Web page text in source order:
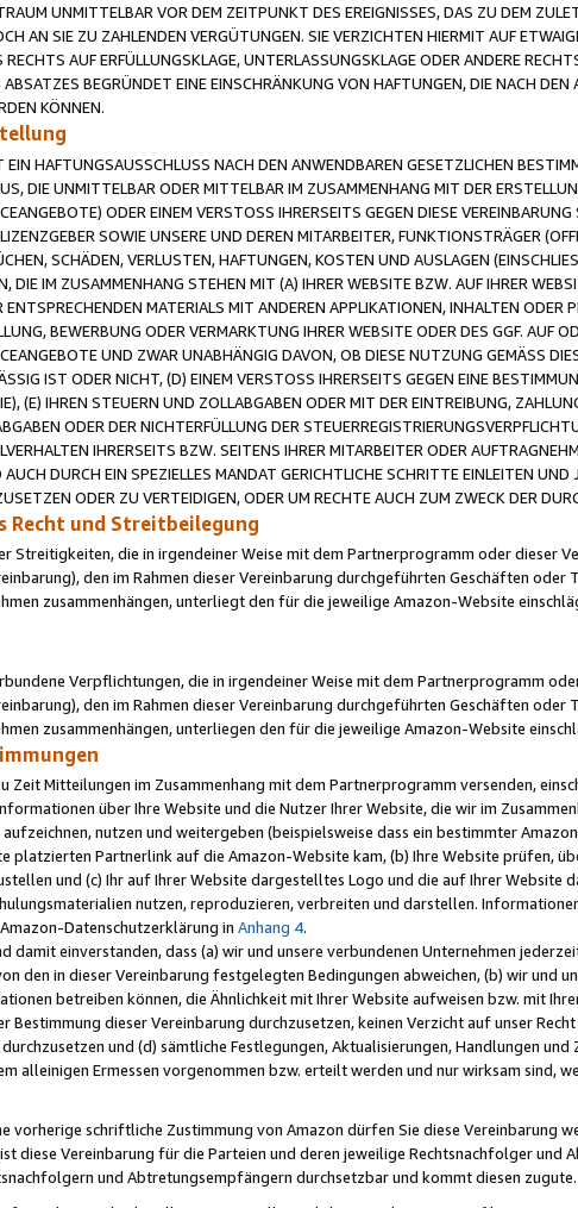
UNMITTELBAR VOR DEM ZEITPUNKT DES EREIGNISSES, DAS ZU DEM
AN SIE ZU ZAHLENDEN VERGÜTUNGEN. SIE VERZICHTEN HIERMIT AUF
RECHTS AUF ERFÜLLUNGSKLAGE, UNTERLASSUNGSKLAGE ODER ANDERE
BEGRÜNDET EINE EINSCHRÄNKUNG VON HAFTUNGEN, DIE NACH
KÖNNEN.
HAFTUNGSAUSSCHLUSS NACH DEN ANWENDBAREN GESETZLICHEN
DIE UNMITTELBAR ODER MITTELBAR IM ZUSAMMENHANG MIT DER
ODER EINEM VERSTOSS IHRERSEITS GEGEN DIESE
SOWIE UNSERE UND DEREN MITARBEITER, FUNKTIONSTRÄGER
SCHÄDEN, VERLUSTEN, HAFTUNGEN, KOSTEN UND AUSLAGEN
DIE IM ZUSAMMENHANG STEHEN MIT (A) IHRER WEBSITE BZW. AUF IHRER
ENTSPRECHENDEN MATERIALS MIT ANDEREN APPLIKATIONEN, INHALTEN
BEWERBUNG ODER VERMARKTUNG IHRER WEBSITE ODER DES GGF. AUF
UND ZWAR UNABHÄNGIG DAVON, OB DIESE NUTZUNG GEMÄSS
IST ODER NICHT, (D) EINEM VERSTOSS IHRERSEITS GEGEN EINE
(E) IHREN STEUERN UND ZOLLABGABEN ODER MIT DER EINTREIBUNG,
ODER DER NICHTERFÜLLUNG DER
IHRERSEITS BZW. SEITENS IHRER MITARBEITER ODER
DURCH EIN SPEZIELLES MANDAT GERICHTLICHE SCHRITTE EINLEITEN
ODER ZU VERTEIDIGEN, ODER UM RECHTE AUCH ZUM ZWECK DER
Recht und Streitbeilegung
Streitigkeiten, die in irgendeiner Weise mit dem Partnerprogramm oder dieser
den im Rahmen dieser Vereinbarung durchgeführten Geschäften
zusammenhängen, unterliegt den für die jeweilige Amazon-Website
Verpflichtungen, die in irgendeiner Weise mit dem Partnerprogramm
den im Rahmen dieser Vereinbarung durchgeführten Geschäften
zusammenhängen, unterliegen den für die jeweilige Amazon-Website
Zeit Mitteilungen im Zusammenhang mit dem Partnerprogramm versenden,
über Ihre Website und die Nutzer Ihrer Website, die wir im
nutzen und weitergeben (beispielsweise dass ein bestimmter
platzierten Partnerlink auf die Amazon-Website kam, (b) Ihre Website prüfen,
und (c) Ihr auf Ihrer Website dargestelltes Logo und die auf Ihrer
nutzen, reproduzieren, verbreiten und darstellen.
Datenschutzerklärung in Anhang 4.
damit einverstanden, dass (a) wir und unsere verbundenen Unternehmen
den in dieser Vereinbarung festgelegten Bedingungen abweichen, (b) wir
betreiben können, die Ähnlichkeit mit Ihrer Website aufweisen bzw. mit
Bestimmung dieser Vereinbarung durchzusetzen, keinen Verzicht auf unser
und (d) sämtliche Festlegungen, Aktualisierungen, Handlungen
alleinigen Ermessen vorgenommen bzw. erteilt werden und nur wirksam
vorherige schriftliche Zustimmung von Amazon dürfen Sie diese Vereinbarung
diese Vereinbarung für die Parteien und deren jeweilige Rechtsnachfolger
und Abtretungsempfängern durchsetzbar und kommt diesen zugute.